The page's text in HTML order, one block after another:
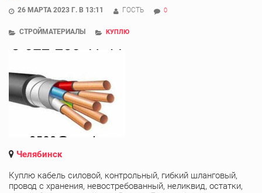
26 МАРТА 2023 Г. В 13:11 ГОСТЬ 0
СТРОЙМАТЕРИАЛЫ КУПЛЮ
Челябинск
Куплю кабель силовой, контрольный, гибкий шланговый,
провод с хранения, невостребованный, неликвид, остатки,